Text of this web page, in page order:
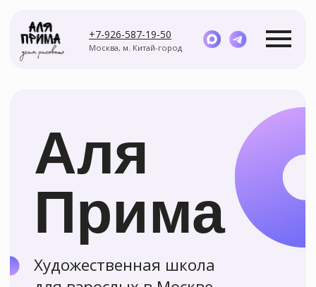
Мастер-классы
Москва, м. Китай-город
Прима
Художественная школа
для взрослых в Москве
Я хочу научиться рисовать